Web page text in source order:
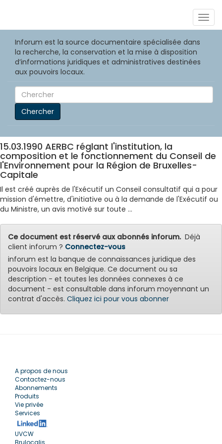
Inforum est la source documentaire spécialisée dans
la recherche, la conservation et la mise à disposition
d’informations juridiques et administratives destinées
aux pouvoirs locaux.
Chercher
15.03.1990 AERBC réglant l'institution, la
composition et le fonctionnement du Conseil de
l'Environnement pour la Région de Bruxelles-
Capitale
Il est créé auprès de l'Exécutif un Conseil consultatif qui a pour
mission d'émettre, d'initiative ou à la demande de l'Exécutif ou
du Ministre, un avis motivé sur toute ...
Ce document est réservé aux abonnés inforum.Déjà
client inforum ? Connectez-vous
inforum est la banque de connaissances juridique des
pouvoirs locaux en Belgique. Ce document ou sa
description - et toutes les données connexes à ce
document - est consultable dans inforum moyennant un
contrat d'accès. Cliquez ici pour vous abonner
A propos de nous
Contactez-nous
Abonnements
Produits
Vie privée
Services
UVCW
Brulocalis